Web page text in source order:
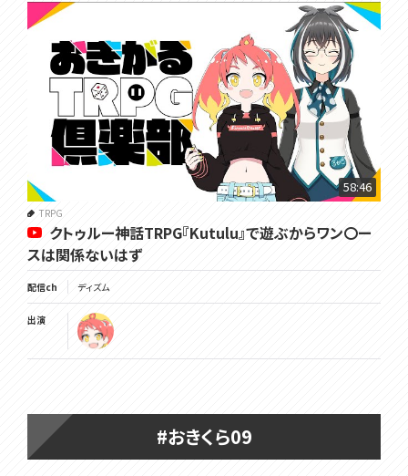
58:46
TRPG
クトゥルー神話TRPG『Kutulu』で遊ぶからワン〇ー
スは関係ないはず
配信ch ディズム
出演
#おきくら09